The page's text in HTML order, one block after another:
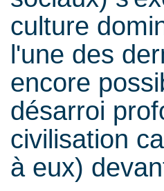
culture
l'une des
encore
désarroi
civilisation
à eux)